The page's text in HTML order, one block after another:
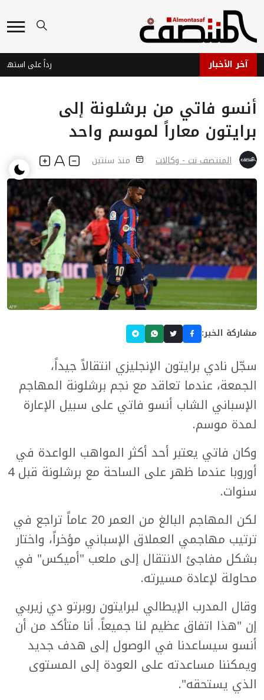
آخر الأخبار
أنسو فاتي من برشلونة إلى
برايتون معاراً لموسم واحد
المنتصف نت - وكالات منذ سنتين
مشاركة الخبر:
سجّل نادي برايتون الإنجليزي انتقالاً جيداً،
الجمعة، عندما تعاقد مع نجم برشلونة المهاجم
الإسباني الشاب أنسو فاتي على سبيل الإعارة
لمدة موسم.
وكان فاتي يعتبر أحد أكثر المواهب الواعدة في
أوروبا عندما ظهر على الساحة مع برشلونة قبل 4
سنوات.
لكن المهاجم البالغ من العمر 20 عاماً تراجع في
ترتيب مهاجمي العملاق الإسباني مؤخراً، واختار
بشكل مفاجئ الانتقال إلى ملعب "أميكس" في
محاولة لإعادة مسيرته.
وقال المدرب الإيطالي لبرايتون روبرتو دي زيربي
إن "هذا اتفاق عظيم لنا جميعاً. أنا متأكد من أن
أنسو سيساعدنا في الوصول إلى هدف جديد
ويمكننا مساعدته على العودة إلى المستوى
الذي يستحقه".